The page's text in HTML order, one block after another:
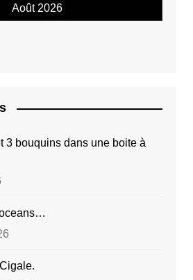
Août 2026
3 bouquins dans une boite à